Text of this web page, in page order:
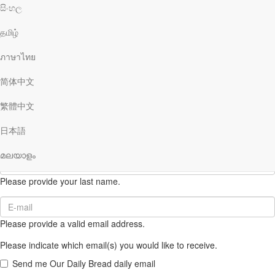
සිංහල
தமிழ்
ภาษาไทย
简体中文
繁體中文
日本語
മലയാളം
Our Daily Bread Ministries
PO Box 2222
odb@odb.org
SUBSCRIBE NOW
First
Name
(required)
Last
Name
(required)
Please provide your last name.
Email
(required)
Please provide a valid email address.
Please indicate which email(s) you would like to receive.
Send me Our Daily Bread daily email